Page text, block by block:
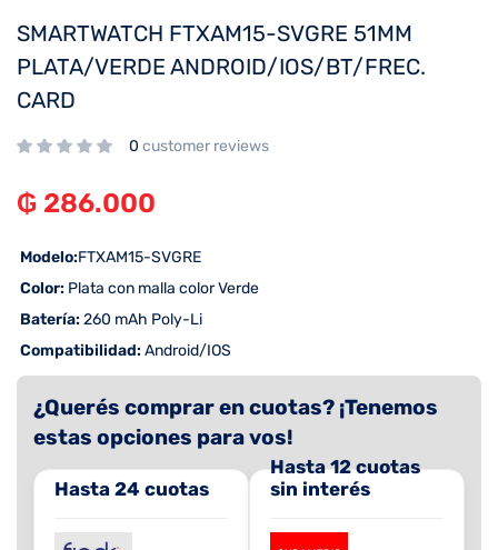
SMARTWATCH FTXAM15-SVGRE 51MM
PLATA/VERDE ANDROID/IOS/BT/FREC.
CARD
0 customer reviews
₲ 286.000
 Modelo:FTXAM15-SVGRE
 Color: Plata con malla color Verde
 Batería:260 mAh Poly-Li
 Compatibilidad:Android/IOS
¿Querés comprar en cuotas? ¡Tenemos
estas opciones para vos!
Hasta 24 cuotas
Hasta 12 cuotas
sin interés